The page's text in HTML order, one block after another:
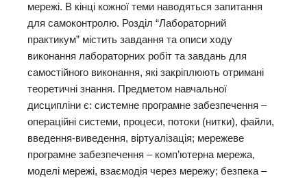
мережі. В кінці кожної теми наводяться запитання
для самоконтролю. Розділ “Лабораторний
практикум” містить завдання та описи ходу
виконання лабораторних робіт та завдань для
самостійного виконання, які закріплюють отримані
теоретичні знання. Предметом навчальної
дисципліни є: системне програмне забезпечення –
операційні системи, процеси, потоки (нитки), файли,
введення-виведення, віртуалізація; мережеве
програмне забезпечення – комп’ютерна мережа,
моделі мережі, взаємодія через мережу; безпека –